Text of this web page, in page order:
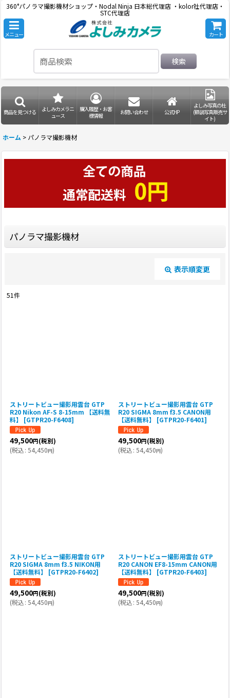
360°パノラマ撮影機材ショップ・Nodal Ninja 日本総代理店 ・kolor社代理店・
STC代理店
メニュー カート
検索
商品を見つける
よしみカメラニ
ュース
購入履歴・お客
様情報
お問い合わせ 公式HP
よしみ写真の杜
(額装写真販売サ
イト)
ホーム > パノラマ撮影機材
パノラマ撮影機材
表示順変更
絞り込む
閉じる
51件
ストリートビュー撮影用雲台 GTP
R20 Nikon AF-S 8-15mm 【送料無
料】
[GTPR20-F6408]
49,500円(税別)
(税込: 54,450円)
ストリートビュー撮影用雲台 GTP
R20 SIGMA 8mm f3.5 CANON用
【送料無料】
[GTPR20-F6401]
49,500円(税別)
(税込: 54,450円)
ストリートビュー撮影用雲台 GTP
R20 SIGMA 8mm f3.5 NIKON用
【送料無料】
[GTPR20-F6402]
49,500円(税別)
(税込: 54,450円)
ストリートビュー撮影用雲台 GTP
R20 CANON EF8-15mm CANON用
【送料無料】
[GTPR20-F6403]
49,500円(税別)
(税込: 54,450円)